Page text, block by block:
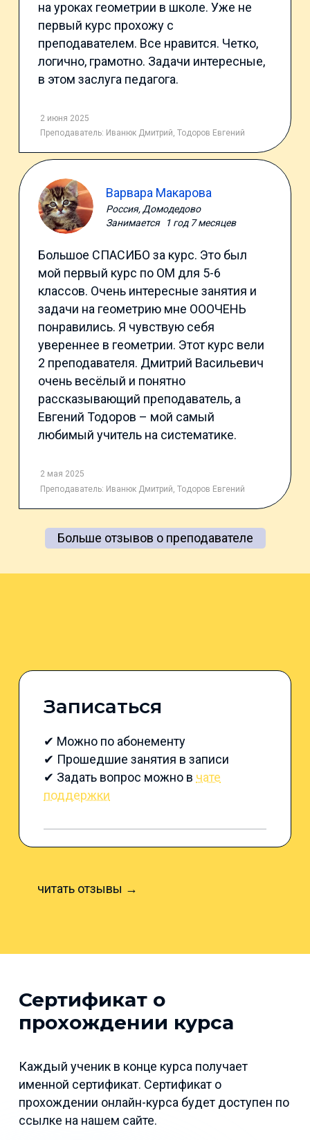
на уроках геометрии в школе. Уже не
первый курс прохожу с
преподавателем. Все нравится. Четко,
логично, грамотно. Задачи интересные,
в этом заслуга педагога.
2 июня 2025
Преподаватель: Иванюк Дмитрий, Тодоров Евгений
Варвара Макарова
Россия, Домодедово
Занимается
1 год 7 месяцев
Большое СПАСИБО за курс. Это был
мой первый курс по ОМ для 5-6
классов. Очень интересные занятия и
задачи на геометрию мне ОООЧЕНЬ
понравились. Я чувствую себя
увереннее в геометрии. Этот курс вели
2 преподавателя. Дмитрий Васильевич
очень весёлый и понятно
рассказывающий преподаватель, а
Евгений Тодоров – мой самый
любимый учитель на систематике.
2 мая 2025
Преподаватель: Иванюк Дмитрий Тодоров Евгений
Больше отзывов о преподавателе
Записаться
✔ Можно по абонементу
✔ Прошедшие занятия в записи
✔ Задать вопрос можно в чате
поддержки
читать отзывы →
Сертификат о
прохождении курса
Каждый ученик в конце курса получает
именной сертификат. Сертификат о
прохождении онлайн-курса будет доступен по
ссылке на нашем сайте.